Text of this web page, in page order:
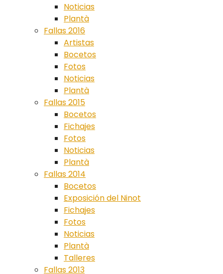
Noticias
Plantà
Fallas 2016
Artistas
Bocetos
Fotos
Noticias
Plantà
Fallas 2015
Bocetos
Fichajes
Fotos
Noticias
Plantà
Fallas 2014
Bocetos
Exposición del Ninot
Fichajes
Fotos
Noticias
Plantà
Talleres
Fallas 2013